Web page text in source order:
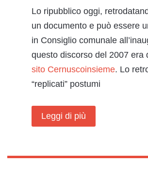
Lo ripubblico oggi,
un documento e può essere
in Consiglio comunale
questo discorso del 2007 era
sito Cernuscoinsieme. Lo
“replicati” postumi
Leggi di più